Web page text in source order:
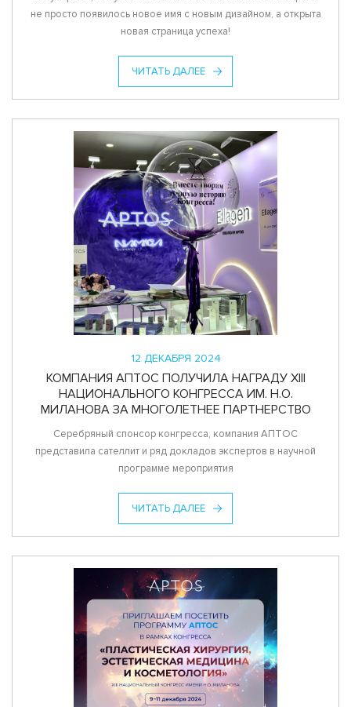
не просто появилось новое имя с новым дизайном, а открыта
новая страница успеха!
ЧИТАТЬ ДАЛЕЕ
12 ДЕКАБРЯ 2024
КОМПАНИЯ АПТОС ПОЛУЧИЛА НАГРАДУ XIII
НАЦИОНАЛЬНОГО КОНГРЕССА ИМ. Н.О.
МИЛАНОВА ЗА МНОГОЛЕТНЕЕ ПАРТНЕРСТВО
Серебряный спонсор конгресса, компания АПТОС
представила сателлит и ряд докладов экспертов в научной
программе мероприятия
ЧИТАТЬ ДАЛЕЕ